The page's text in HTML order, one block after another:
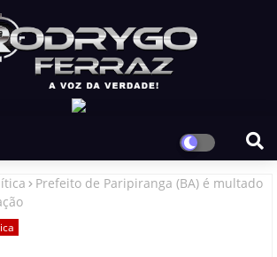
Prefeito de Paripiranga (BA) é multado